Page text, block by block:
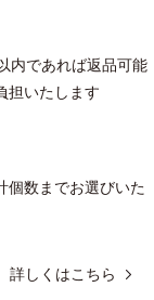
内であれば返品可能
担いたします
個数までお選びいた
詳しくはこちら